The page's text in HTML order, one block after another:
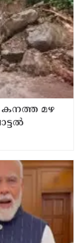
കനത്ത മഴ